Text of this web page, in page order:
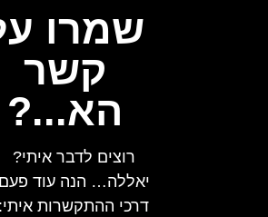
שמרו על
קשר
הא...?
רוצים לדבר איתי?
יאללה… הנה עוד פעם
דרכי ההתקשרות איתי: